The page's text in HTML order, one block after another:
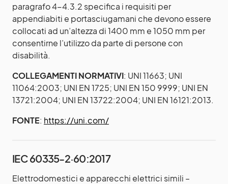
paragrafo 4-4.3.2 specifica i requisiti per
appendiabiti e portasciugamani che devono essere
collocati ad un’altezza di 1400 mm e 1050 mm per
consentirne l’utilizzo da parte di persone con
disabilità.
COLLEGAMENTI NORMATIVI: UNI 11663; UNI
11064:2003; UNI EN 1725; UNI EN 150 9999; UNI EN
13721:2004; UNI EN 13722:2004; UNI EN 16121:2013.
FONTE: https://uni.com/
IEC 60335-2·60:2017
Elettrodomestici e apparecchi elettrici simili –